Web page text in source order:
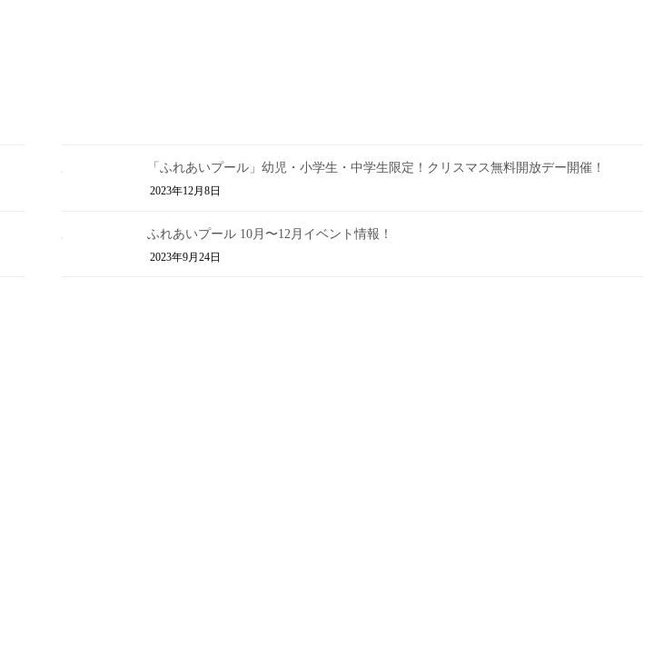
「ふれあいプール」幼児・小学生・中学生限定！クリスマス無料開放デー開催！
2023年12月8日
ふれあいプール 10月〜12月イベント情報！
2023年9月24日